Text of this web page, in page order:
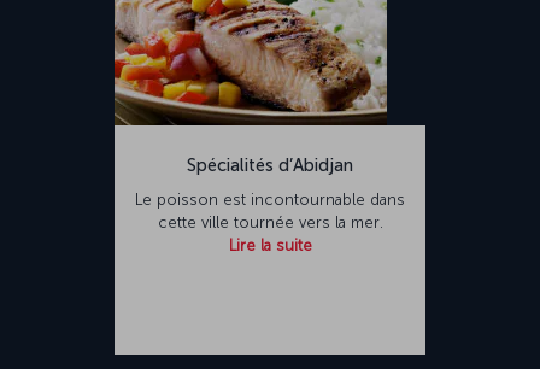
Spécialités d’Abidjan
Le poisson est incontournable dans
cette ville tournée vers la mer.
Lire la suite